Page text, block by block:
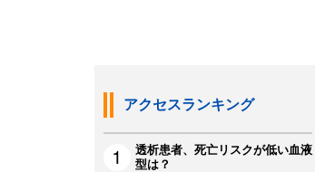
アクセスランキング
透析患者、死亡リスクが低い血液
型は？